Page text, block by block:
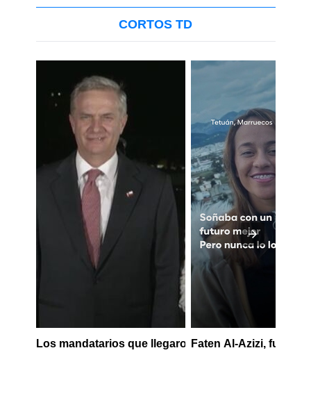
CORTOS TD
Los mandatarios que llegaron a la toma de
Faten Al-Azizi,